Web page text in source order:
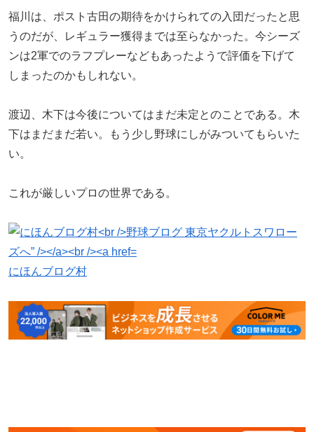
福川は、ポスト古田の期待をかけられての入団だったと思
うのだが、レギュラー獲得までは至らなかった。今シーズ
ンは2軍でのラフプレーなどもあったようで評価を下げて
しまったのかもしれない。
渡辺、木下は今後についてはまだ未定とのことである。木
下はまだまだ若い。もう少し野球にしがみついてもらいた
い。
これが厳しいプロの世界である。
にほんブログ村